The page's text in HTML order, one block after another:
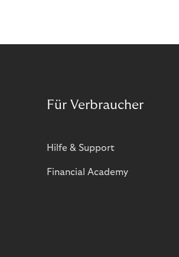
Für Verbraucher
Hilfe & Support
Financial Academy